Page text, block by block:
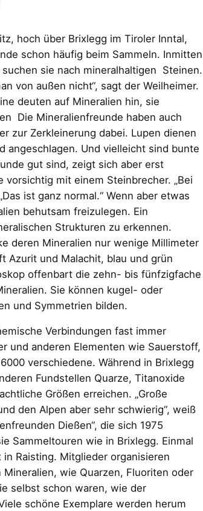
hoch über Brixlegg im Tiroler Inntal,
schon häufig beim Sammeln. Inmitten
sie nach mineralhaltigen Steinen.
von außen nicht“, sagt der Weilheimer.
deuten auf Mineralien hin, sie
Die Mineralienfreunde haben auch
zur Zerkleinerung dabei. Lupen dienen
angeschlagen. Und vielleicht sind bunte
gut sind, zeigt sich aber erst
mit einem Steinbrecher. „Bei
ist ganz normal.“ Wenn aber etwas
behutsam freizulegen. Ein
Strukturen zu erkennen.
deren Mineralien nur wenige Millimeter
Azurit und Malachit, blau und grün
offenbart die zehn- bis fünfzigfache
Sie können kugel- oder
und Symmetrien bilden.
Verbindungen fast immer
und anderen Elementen wie Sauerstoff,
verschiedene. Während in Brixlegg
Fundstellen Quarze, Titanoxide
Größen erreichen. „Große
den Alpen aber sehr schwierig“, weiß
Dießen“, die sich 1975
Sammeltouren wie in Brixlegg. Einmal
Raisting. Mitglieder organisieren
wie Quarzen, Fluoriten oder
selbst schon waren, wie der
schöne Exemplare werden herum